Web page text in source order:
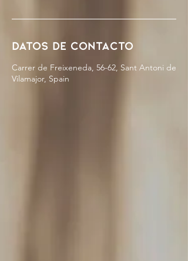
Datos de contacto
Carrer de Freixeneda, 56-62, Sant Antoni de
Vilamajor, Spain